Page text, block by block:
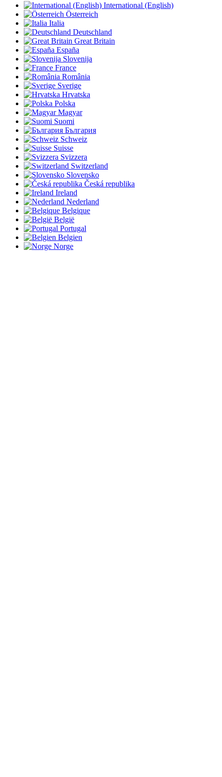
International (English)
Österreich
Italia
Deutschland
Great Britain
España
Slovenija
France
România
Sverige
Hrvatska
Polska
Magyar
Suomi
България
Schweiz
Suisse
Svizzera
Switzerland
Slovensko
Česká republika
Ireland
Nederland
Belgique
België
Portugal
Belgien
Norge